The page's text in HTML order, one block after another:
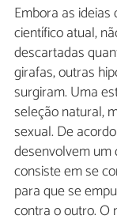
Embora as
científico atual,
descartadas
girafas, outras
surgiram. Uma
seleção natural,
sexual. De
desenvolvem um
consiste em se
para que se
contra o outro. O